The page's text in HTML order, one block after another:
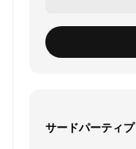
サードパーティ